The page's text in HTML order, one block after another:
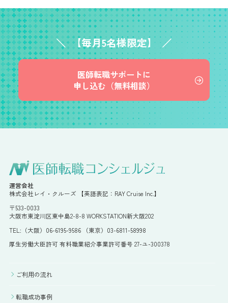
【毎月5名様限定】
医師転職サポートに
申し込む（無料相談）
運営会社
株式会社レイ・クルーズ 【英語表記：RAY Cruise Inc.】
〒533-0033
大阪市東淀川区東中島2-8-8 WORKSTATION新大阪202
TEL:（大阪）06-6195-9586 （東京）03-6811-58998
厚生労働大臣許可 有料職業紹介事業許可番号 27-ユ-300378
ご利用の流れ
転職成功事例